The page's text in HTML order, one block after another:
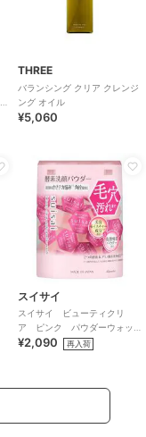
THREE
バランシング クリア クレンジ
ング オイル
¥5,060
スイサイ
スイサイ ビューティクリ
ア ピンク パウダーウォッ
シュ
¥2,090 再入荷